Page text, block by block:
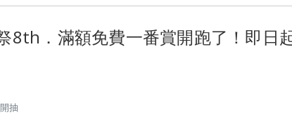
8th．滿額免費一番賞開跑了！即日
抽